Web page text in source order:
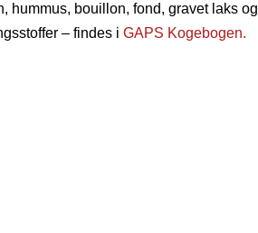
hummus, bouillon, fond, gravet laks og
– findes i GAPS Kogebogen.